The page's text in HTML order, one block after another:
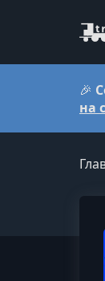
🎉
на